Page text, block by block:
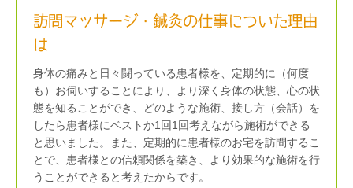
訪問マッサージ・鍼灸の仕事についた理由
は
身体の痛みと日々闘っている患者様を、定期的に（何度
も）お伺いすることにより、より深く身体の状態、心の状
態を知ることができ、どのような施術、接し方（会話）を
したら患者様にベストか1回1回考えながら施術ができる
と思いました。また、定期的に患者様のお宅を訪問するこ
とで、患者様との信頼関係を築き、より効果的な施術を行
うことができると考えたからです。